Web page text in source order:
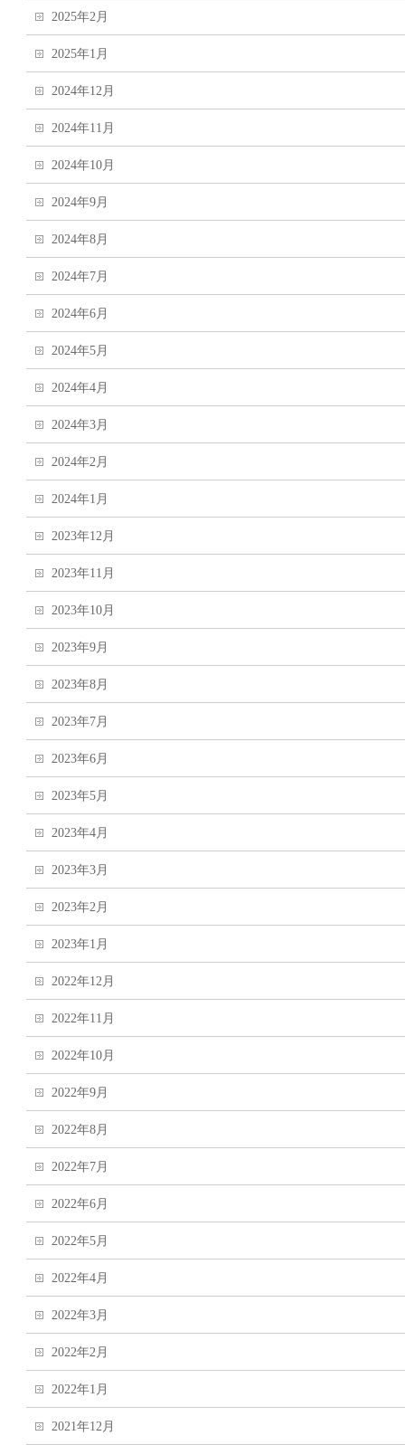
2025年2月
2025年1月
2024年12月
2024年11月
2024年10月
2024年9月
2024年8月
2024年7月
2024年6月
2024年5月
2024年4月
2024年3月
2024年2月
2024年1月
2023年12月
2023年11月
2023年10月
2023年9月
2023年8月
2023年7月
2023年6月
2023年5月
2023年4月
2023年3月
2023年2月
2023年1月
2022年12月
2022年11月
2022年10月
2022年9月
2022年8月
2022年7月
2022年6月
2022年5月
2022年4月
2022年3月
2022年2月
2022年1月
2021年12月